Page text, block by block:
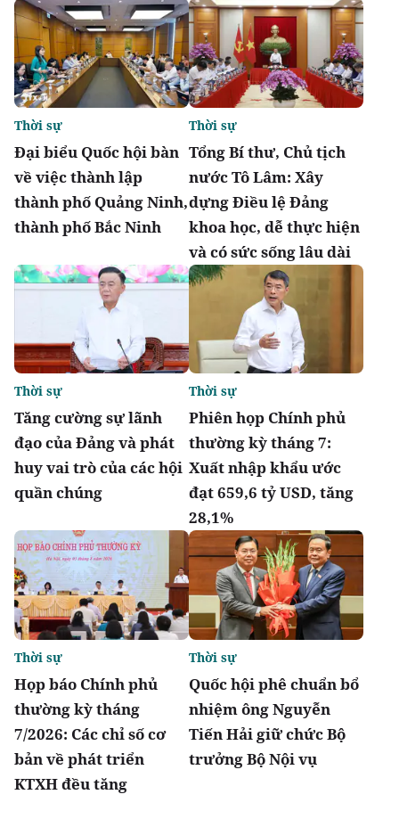
Đại biểu Quốc hội bàn
về việc thành lập
thành phố Quảng Ninh,
thành phố Bắc Ninh
Thời sự
Tổng Bí thư, Chủ tịch
nước Tô Lâm: Xây
dựng Điều lệ Đảng
khoa học, dễ thực hiện
và có sức sống lâu dài
Thời sự
Tăng cường sự lãnh
đạo của Đảng và phát
huy vai trò của các hội
quần chúng
Thời sự
Phiên họp Chính phủ
thường kỳ tháng 7:
Xuất nhập khẩu ước
đạt 659,6 tỷ USD, tăng
28,1%
Thời sự
Họp báo Chính phủ
thường kỳ tháng
7/2026: Các chỉ số cơ
bản về phát triển
KTXH đều tăng
Thời sự
Quốc hội phê chuẩn bổ
nhiệm ông Nguyễn
Tiến Hải giữ chức Bộ
trưởng Bộ Nội vụ
Thời sự